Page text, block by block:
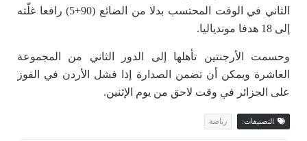
الثاني في الوقت المحتسب بدلا من الضائع (90+5) رافعا غلّته
إلى 18 هدفا موندياليا.
وحسمت الأرجنتين تأهلها إلى الدور الثاني من المجموعة
العاشرة ويمكن أن تضمن الصدارة إذا فشل الأردن في الفوز
على الجزائر في وقت لاحق من يوم الإثنين.
التصنيفات: رياضة